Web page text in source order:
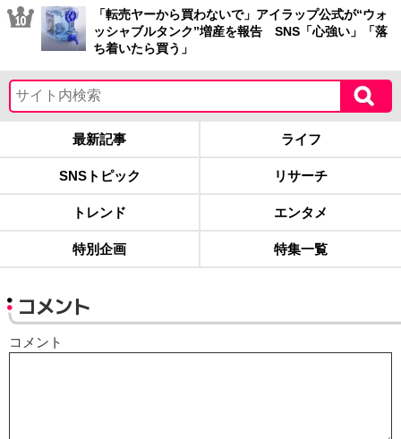
「転売ヤーから買わないで」アイラップ公式が“ウォ
ッシャブルタンク”増産を報告 SNS「心強い」「落
ち着いたら買う」
最新記事 ライフ
SNSトピック リサーチ
トレンド エンタメ
特別企画 特集一覧
コメント
コメント